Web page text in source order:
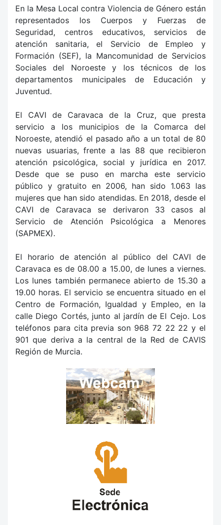
En la Mesa Local contra Violencia de Género están
representados los Cuerpos y Fuerzas de
Seguridad, centros educativos, servicios de
atención sanitaria, el Servicio de Empleo y
Formación (SEF), la Mancomunidad de Servicios
Sociales del Noroeste y los técnicos de los
departamentos municipales de Educación y
Juventud.
El CAVI de Caravaca de la Cruz, que presta
servicio a los municipios de la Comarca del
Noroeste, atendió el pasado año a un total de 80
nuevas usuarias, frente a las 88 que recibieron
atención psicológica, social y jurídica en 2017.
Desde que se puso en marcha este servicio
público y gratuito en 2006, han sido 1.063 las
mujeres que han sido atendidas. En 2018, desde el
CAVI de Caravaca se derivaron 33 casos al
Servicio de Atención Psicológica a Menores
(SAPMEX).
El horario de atención al público del CAVI de
Caravaca es de 08.00 a 15.00, de lunes a viernes.
Los lunes también permanece abierto de 15.30 a
19.00 horas. El servicio se encuentra situado en el
Centro de Formación, Igualdad y Empleo, en la
calle Diego Cortés, junto al jardín de El Cejo. Los
teléfonos para cita previa son 968 72 22 22 y el
901 que deriva a la central de la Red de CAVIS
Región de Murcia.